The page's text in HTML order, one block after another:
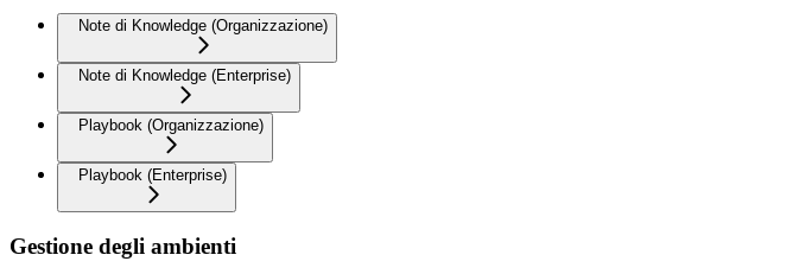
Note di Knowledge (Organizzazione)
Note di Knowledge (Enterprise)
Playbook (Organizzazione)
Playbook (Enterprise)
Gestione degli ambienti